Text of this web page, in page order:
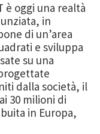
è oggi una realtà
in
di un’area
e sviluppa
su una
dalla società, il
30 milioni di
in Europa,